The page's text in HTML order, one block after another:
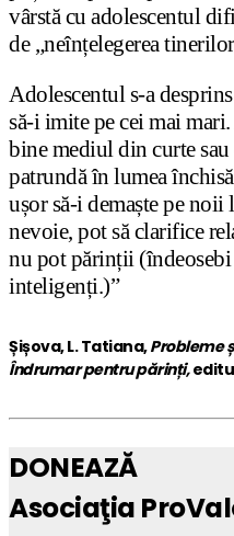
vârstă cu adolescentul
de „neînțelegerea
Adolescentul s-a
să-i imite pe cei mai
bine mediul din curte sau
patrundă în lumea
ușor să-i demaște pe
nevoie, pot să clarifice
nu pot părinții
inteligenți.)”
Șișova, L. Tatiana,Probleme
Îndrumar pentru părinți,
DONEAZĂ
Asociaţia